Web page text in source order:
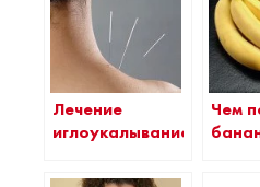
Лечение
иглоукалыванием
Чем